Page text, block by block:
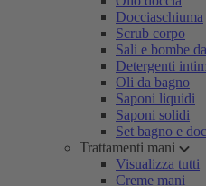
Docciaschiuma
Scrub corpo
Sali e bombe
Detergenti
Oli da bagno
Saponi liquidi
Saponi solidi
Set bagno e
Trattamenti mani
Visualizza tutti
Creme mani